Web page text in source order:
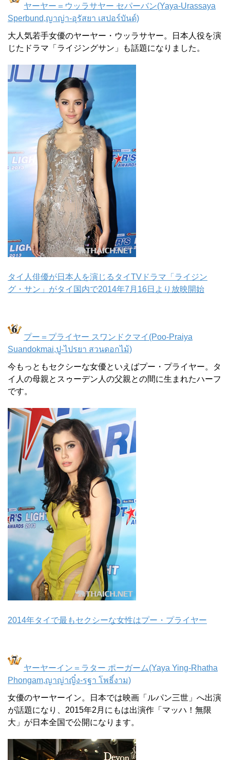
ヤーヤー＝ウッラサヤー セパーバン(Yaya-Urassaya
Sperbund,ญาญ่า-อุรัสยา เสปอร์บันด์)
大人気若手女優のヤーヤー・ウッラサヤー。日本人役を演
じたドラマ「ライジングサン」も話題になりました。
タイ人俳優が日本人を演じるタイTVドラマ「ライジン
グ・サン」がタイ国内で2014年7月16日より放映開始
プー＝プライヤー スワンドクマイ(Poo-Praiya
Suandokmai,ปู-ไปรยา สวนดอกไม้)
今もっともセクシーな女優といえばプー・プライヤー。タ
イ人の母親とスゥーデン人の父親との間に生まれたハーフ
です。
2014年タイで最もセクシーな女性はプー・プライヤー
ヤーヤーイン＝ラター ポーガーム(Yaya Ying-Rhatha
Phongam,ญาญ่าญิ๋ง-รฐา โพธิ์งาม)
女優のヤーヤーイン。日本では映画「ルパン三世」へ出演
が話題になり、2015年2月にもは出演作「マッハ！無限
大」が日本全国で公開になります。